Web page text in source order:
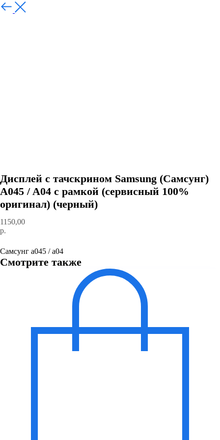
Дисплей с тачскрином Samsung (Самсунг)
A045 / A04 с рамкой (сервисный 100%
оригинал) (черный)
1150,00
р.
Самсунг а045 / а04
Смотрите также